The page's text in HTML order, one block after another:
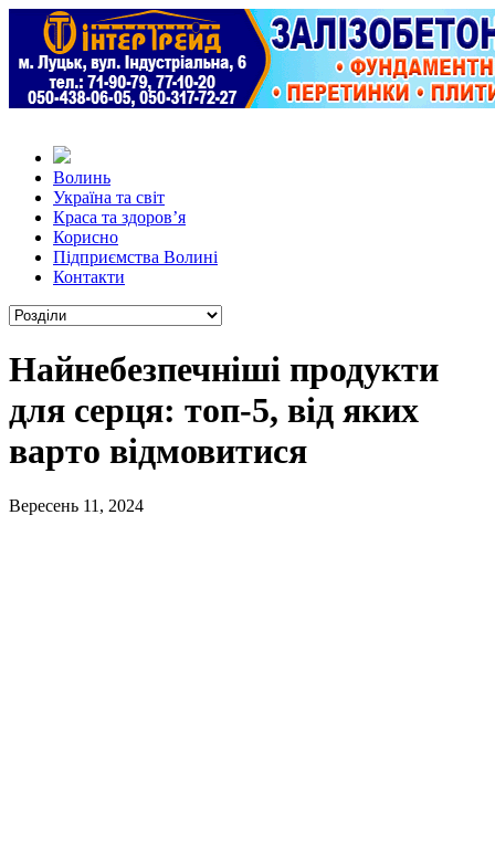
Волинь
Україна та світ
Краса та здоров’я
Корисно
Підприємства Волині
Контакти
Найнебезпечніші продукти
для серця: топ-5, від яких
варто відмовитися
Вересень 11, 2024